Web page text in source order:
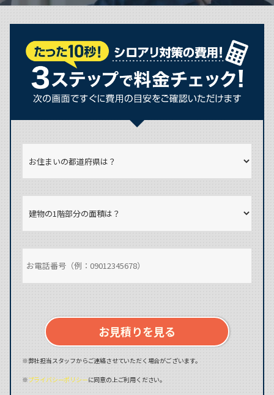
お見積りを見る
※弊社担当スタッフからご連絡させていただく場合がございます。
※プライバシーポリシーに同意の上ご利用ください。